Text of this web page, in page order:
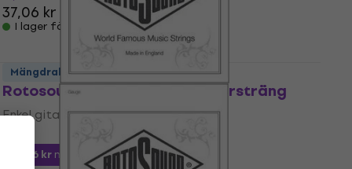
37,06 kr
I lager för E-shop
Rotosound NC 046 Enkel gitarrsträng
Enkel gitarrsträng
26,76 krmed kodMUZMUZ-25
Mängdrabatt